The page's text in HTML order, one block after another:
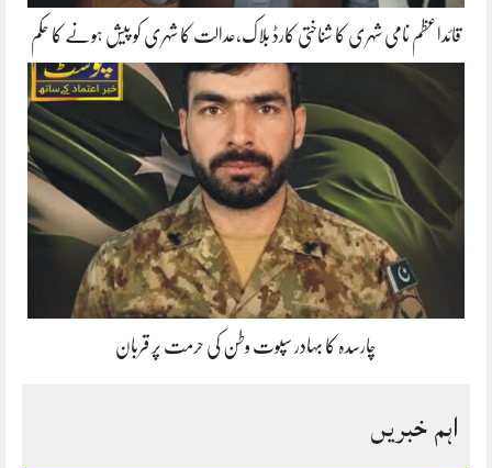
قائداعظم نامی شہری کا شناختی کارڈ بلاک،عدالت کا شہری کو پیش ہونے کا حکم
چارسدہ کا بہادر سپوت وطن کی حرمت پر قربان
اہم خبریں